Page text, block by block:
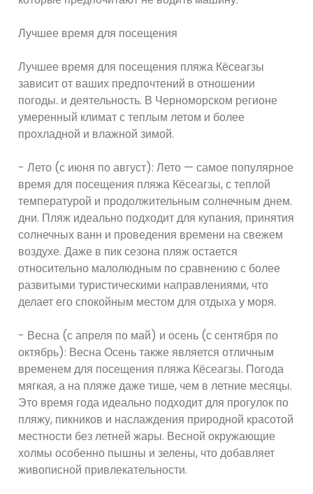
Лучшее время для посещения
Лучшее время для посещения пляжа Кёсеагзы
зависит от ваших предпочтений в отношении
погоды. и деятельность. В Черноморском регионе
умеренный климат с теплым летом и более
прохладной и влажной зимой.
- Лето (с июня по август): Лето — самое популярное
время для посещения пляжа Кёсеагзы, с теплой
температурой и продолжительным солнечным днем.
дни. Пляж идеально подходит для купания, принятия
солнечных ванн и проведения времени на свежем
воздухе. Даже в пик сезона пляж остается
относительно малолюдным по сравнению с более
развитыми туристическими направлениями, что
делает его спокойным местом для отдыха у моря.
- Весна (с апреля по май) и осень (с сентября по
октябрь): Весна Осень также является отличным
временем для посещения пляжа Кёсеагзы. Погода
мягкая, а на пляже даже тише, чем в летние месяцы.
Это время года идеально подходит для прогулок по
пляжу, пикников и наслаждения природной красотой
местности без летней жары. Весной окружающие
холмы особенно пышны и зелены, что добавляет
живописной привлекательности.